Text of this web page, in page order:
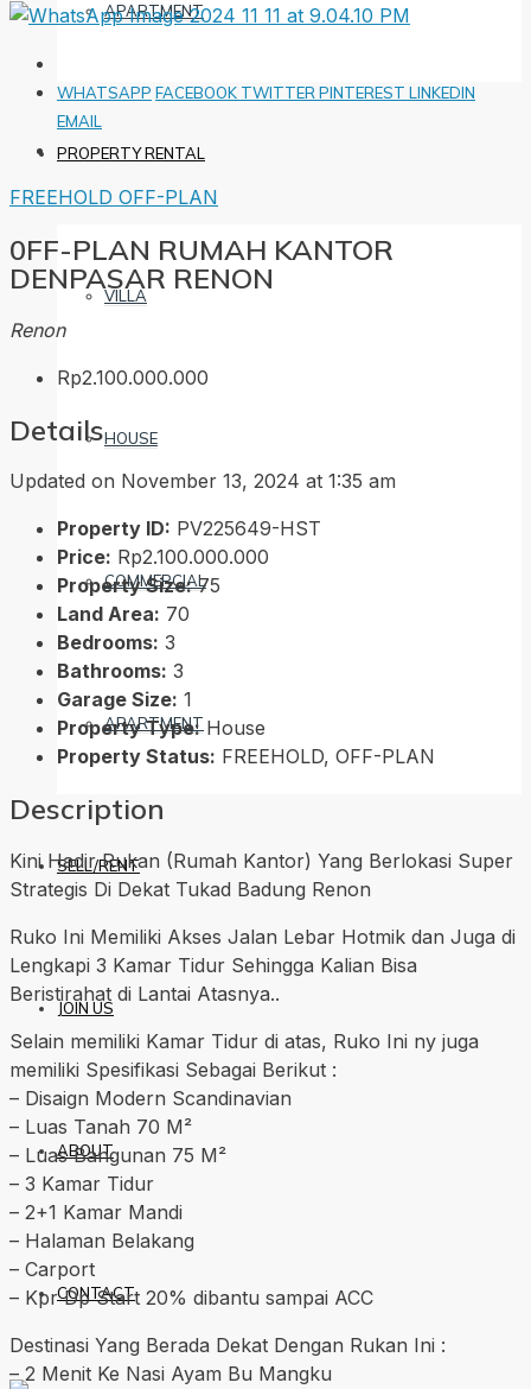
APARTMENT
PROPERTY RENTAL
VILLA
HOUSE
COMMERCIAL
APARTMENT
SELL/RENT
JOIN US
ABOUT
CONTACT
WHATSAPP FACEBOOK TWITTER PINTEREST LINKEDIN
EMAIL
FREEHOLD OFF-PLAN
0FF-PLAN RUMAH KANTOR
DENPASAR RENON
Renon
Rp2.100.000.000
Details
Updated on November 13, 2024 at 1:35 am
Property ID: PV225649-HST
Price: Rp2.100.000.000
Property Size: 75
Land Area: 70
Bedrooms: 3
Bathrooms: 3
Garage Size: 1
Property Type: House
Property Status: FREEHOLD, OFF-PLAN
Description
Kini Hadir Rukan (Rumah Kantor) Yang Berlokasi Super
Strategis Di Dekat Tukad Badung Renon
Ruko Ini Memiliki Akses Jalan Lebar Hotmik dan Juga di
Lengkapi 3 Kamar Tidur Sehingga Kalian Bisa
Beristirahat di Lantai Atasnya..
Selain memiliki Kamar Tidur di atas, Ruko Ini ny juga
memiliki Spesifikasi Sebagai Berikut :
– Disaign Modern Scandinavian
– Luas Tanah 70 M²
– Luas Bangunan 75 M²
– 3 Kamar Tidur
– 2+1 Kamar Mandi
– Halaman Belakang
– Carport
– Kpr Dp Start 20% dibantu sampai ACC
Destinasi Yang Berada Dekat Dengan Rukan Ini :
– 2 Menit Ke Nasi Ayam Bu Mangku